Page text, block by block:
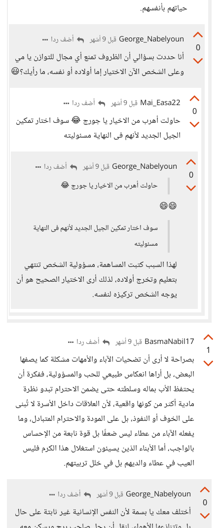
حياتهم بأنفسهم.
0
George_Nabelyoun قبل 9 أشهر أضف ردا
أنا حددت بسؤالي أن الظروف تمنع أي مجال للتوازن يا مي
وعلى الشخص الآن الاختيار إما أولاده أو نفسه، ما رأيك؟😃
0
Mai_Easa22 قبل 9 أشهر أضف ردا
حاولت أهرب من الاخيار يا جورج 😂 سوف اختار تمكين
الجيل الجديد لأنهم فى النهاية مسئوليته
0
George_Nabelyoun قبل 9 أشهر
أضف ردا
حاولت أهرب من الاخيار يا جورج 😂
😄😄
سوف اختار تمكين الجيل الجديد لأنهم فى النهاية
مسئوليته
لهذا السبب كتبت المساهمة، مسؤولية الشخص تنتهي
بتعليم وتخرج أولاده، لذلك أرى الاختيار الصحيح هو أن
يوجه الشخص تركيزه لنفسه.
1
BasmaNabil17 قبل 9 أشهر أضف ردا
بصراحة لا أرى أن تضحيات الآباء والأمهات مشكلة كما يصفها
البعض، بل أراها انعكاس طبيعي للحب والمسؤولية، ففكرة أن
يحتفظ الأب بماله وسلطته حتى يضمن الاحترام تبدو نظرة
مادية أكثر من كونها واقعية، لأن العلاقات داخل الأسرة لا تُبنى
على الخوف أو النفوذ، بل على المودة والاحترام المتبادل، وما
يفعله الآباء من عطاء ليس ضعفًا بل قوة نابعة من الإحساس
بالواجب، أما الأبناء الذين يسيئون استغلال هذا الكرم فليس
العيب في عطاء والديهم بل في خلل تربيتهم.
0
George_Nabelyoun قبل 9 أشهر أضف ردا
أختلف معك يا بسمة لأن النفس الإنسانية غير ثابتة على حال